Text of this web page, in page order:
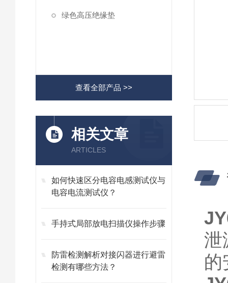
绿色高压绝缘垫
查看全部产品 >>
相关文章
ARTICLES
如何快速区分电容电感测试仪与
电容电流测试仪？
手持式局部放电扫描仪操作步骤
防雷检测解析对接闪器进行避雷
检测有哪些方法？
泄
的